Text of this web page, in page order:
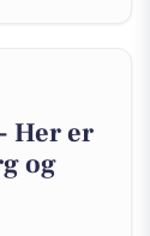
Her er
og